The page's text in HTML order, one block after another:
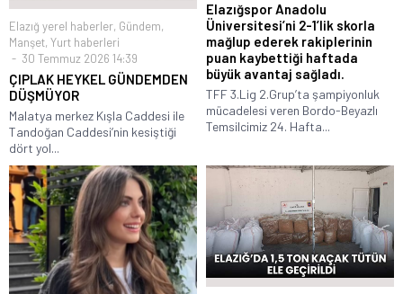
Elazığ yerel haberler, Gündem,
Manşet, Yurt haberleri
30 Temmuz 2026 14:39
ÇIPLAK HEYKEL GÜNDEMDEN
DÜŞMÜYOR
Malatya merkez Kışla Caddesi ile
Tandoğan Caddesi’nin kesiştiği
dört yol...
Elazığspor Anadolu
Üniversitesi’ni 2-1’lik skorla
mağlup ederek rakiplerinin
puan kaybettiği haftada
büyük avantaj sağladı.
TFF 3.Lig 2.Grup’ta şampiyonluk
mücadelesi veren Bordo-Beyazlı
Temsilcimiz 24. Hafta...